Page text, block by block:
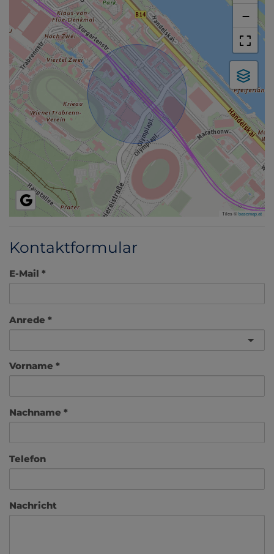
−
Tiles ©basemap.at
Kontaktformular
E-Mail
Anrede
Vorname
Nachname
Telefon
Nachricht